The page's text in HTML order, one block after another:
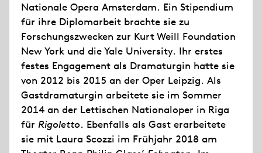
Nationale Opera Amsterdam. Ein Stipendium
für ihre Diplomarbeit brachte sie zu
Forschungszwecken zur Kurt Weill Foundation
New York und die Yale University. Ihr erstes
festes Engagement als Dramaturgin hatte sie
von 2012 bis 2015 an der Oper Leipzig. Als
Gastdramaturgin arbeitete sie im Sommer
2014 an der Lettischen Nationaloper in Riga
für Rigoletto. Ebenfalls als Gast erarbeitete
sie mit Laura Scozzi im Frühjahr 2018 am